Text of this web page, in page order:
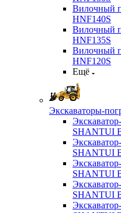
Вилочный
HNF140S
Вилочный
HNF135S
Вилочный
HNF120S
Ещё
Экскаваторы-
SHANTUI
SHANTUI
SHANTUI
SHANTUI